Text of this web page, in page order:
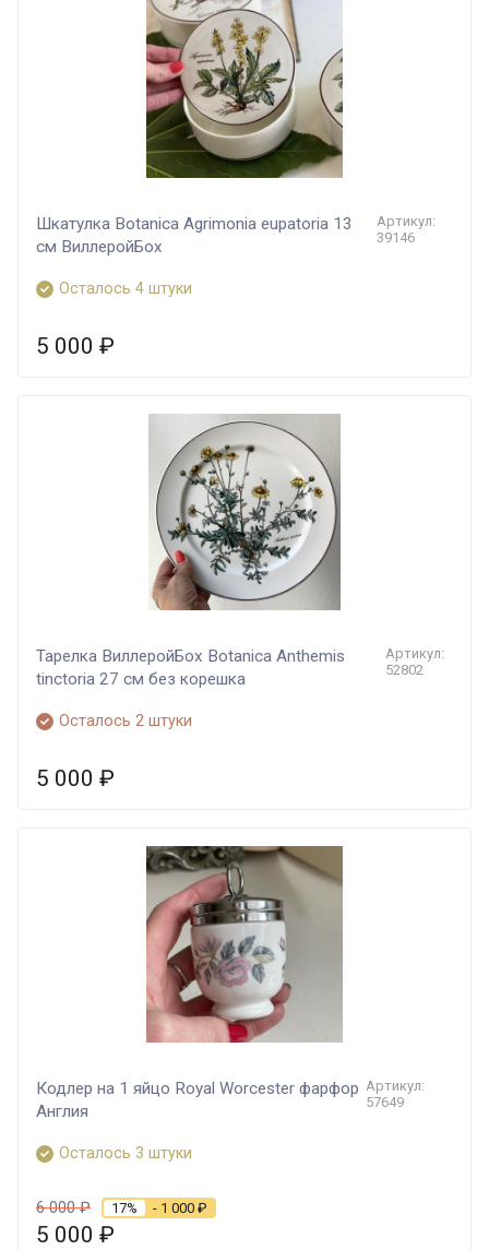
Шкатулка Botanica Agrimonia eupatoria 13
см ВиллеройБох
Артикул:
39146
Осталось 4 штуки
5 000 ₽
Тарелка ВиллеройБох Botanica Anthemis
tinctoria 27 см без корешка
Артикул:
52802
Осталось 2 штуки
5 000 ₽
Кодлер на 1 яйцо Royal Worcester фарфор
Англия
Артикул:
57649
Осталось 3 штуки
6 000₽ 17% - 1 000 ₽
5 000 ₽